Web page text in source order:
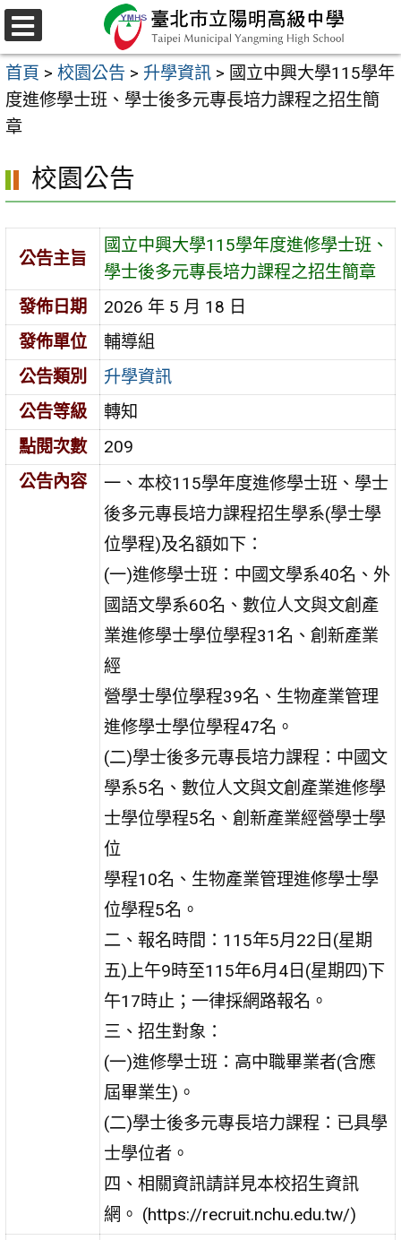
跳
至
主
要
內
區
選
單
首頁 > 校園公告 > 升學資訊 > 國立中興大學115學年
度進修學士班、學士後多元專長培力課程之招生簡
章
校園公告
公告主旨
國立中興大學115學年度進修學士班、
學士後多元專長培力課程之招生簡章
發佈日期
2026 年 5 月 18 日
發佈單位
輔導組
公告類別
升學資訊
公告等級
轉知
點閱次數
209
公告內容
一、本校115學年度進修學士班、學士
後多元專長培力課程招生學系(學士學
位學程)及名額如下：
(一)進修學士班：中國文學系40名、外
國語文學系60名、數位人文與文創產
業進修學士學位學程31名、創新產業
經
營學士學位學程39名、生物產業管理
進修學士學位學程47名。
(二)學士後多元專長培力課程：中國文
學系5名、數位人文與文創產業進修學
士學位學程5名、創新產業經營學士學
位
學程10名、生物產業管理進修學士學
位學程5名。
二、報名時間：115年5月22日(星期
五)上午9時至115年6月4日(星期四)下
午17時止；一律採網路報名。
三、招生對象：
(一)進修學士班：高中職畢業者(含應
屆畢業生)。
(二)學士後多元專長培力課程：已具學
士學位者。
四、相關資訊請詳見本校招生資訊
網。 (https://recruit.nchu.edu.tw/)